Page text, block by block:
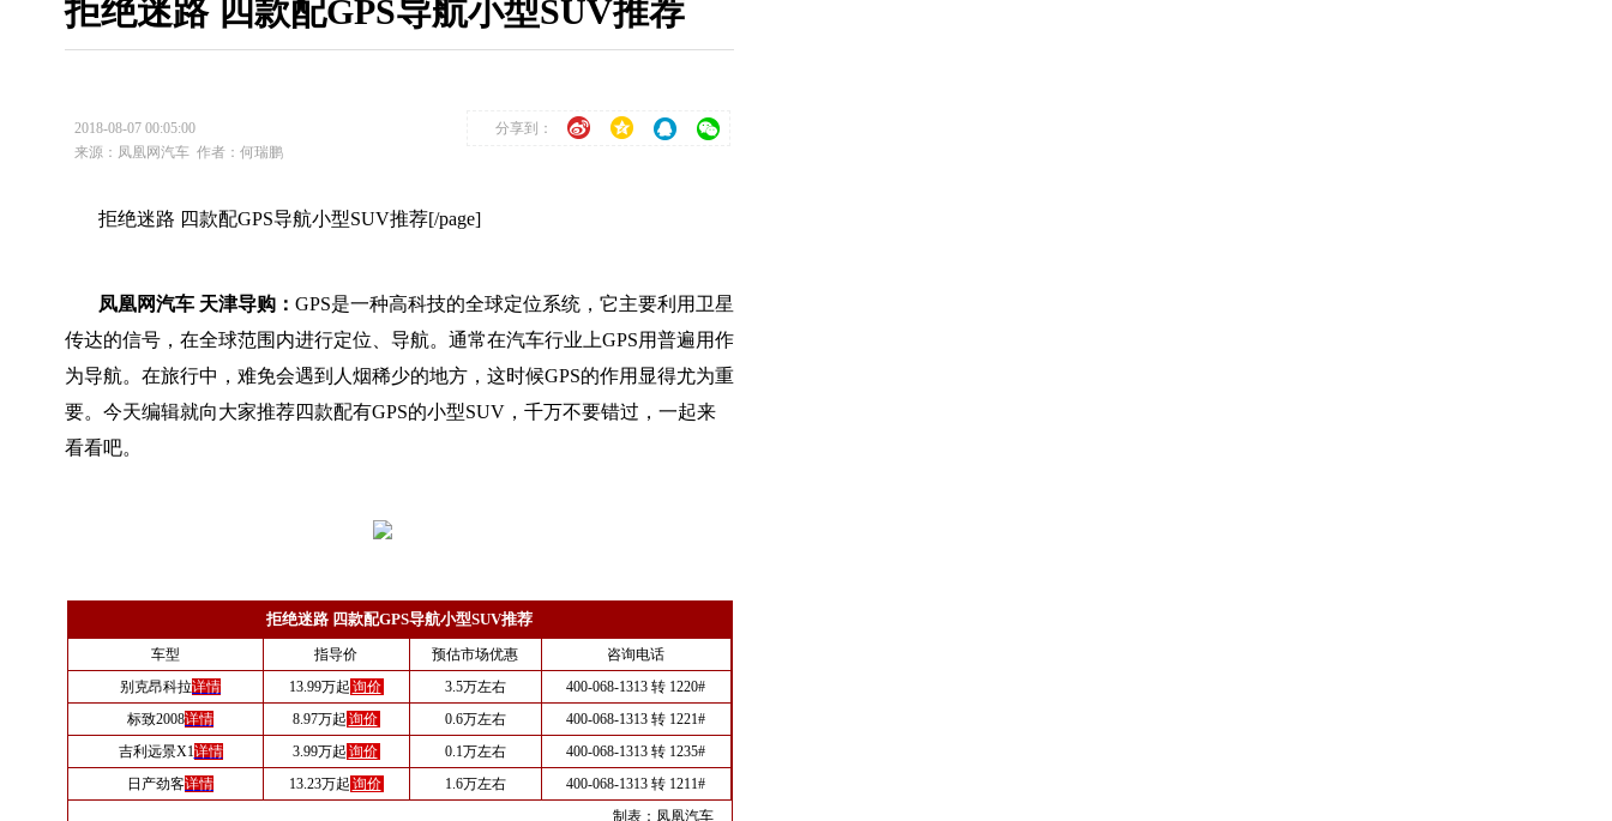
拒绝迷路 四款配GPS导航小型SUV推荐
2018-08-07 00:05:00
分享到：
来源：凤凰网汽车 作者：何瑞鹏
拒绝迷路 四款配GPS导航小型SUV推荐[/page]
凤凰网汽车 天津导购： GPS是一种高科技的全球定位系统，它主要利用卫星
传达的信号，在全球范围内进行定位、导航。通常在汽车行业上GPS用普遍用作
为导航。在旅行中，难免会遇到人烟稀少的地方，这时候GPS的作用显得尤为重
要。今天编辑就向大家推荐四款配有GPS的小型SUV，千万不要错过，一起来
看看吧。
拒绝迷路 四款配GPS导航小型SUV推荐
车型 指导价 预估市场优惠
咨询电话
别克昂科拉详情 13.99万起 询价 3.5万左右
400-068-1313 转 1220#
标致2008详情 8.97万起 询价 0.6万左右
400-068-1313 转 1221#
吉利远景X1详情 3.99万起 询价 0.1万左右
400-068-1313 转 1235#
日产劲客详情 13.23万起 询价 1.6万左右
400-068-1313 转 1211#
制表： 凤凰汽车